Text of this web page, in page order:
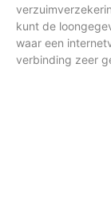
kunt de
waar een
verbinding zeer